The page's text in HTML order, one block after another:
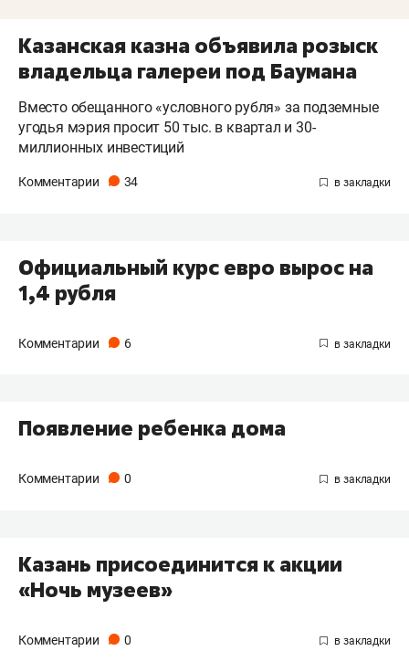
Казанская казна объявила розыск
владельца галереи под Баумана
Вместо обещанного «условного рубля» за подземные
угодья мэрия просит 50 тыс. в квартал и 30-
миллионных инвестиций
Комментарии 34
Официальный курс евро вырос на
1,4 рубля
Комментарии 6
Появление ребенка дома
Комментарии 0
Казань присоединится к акции
«Ночь музеев»
Комментарии 0